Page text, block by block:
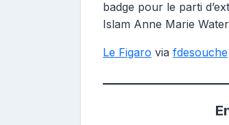
badge pour le parti
Islam Anne Marie
Le Figaro via fdesouche